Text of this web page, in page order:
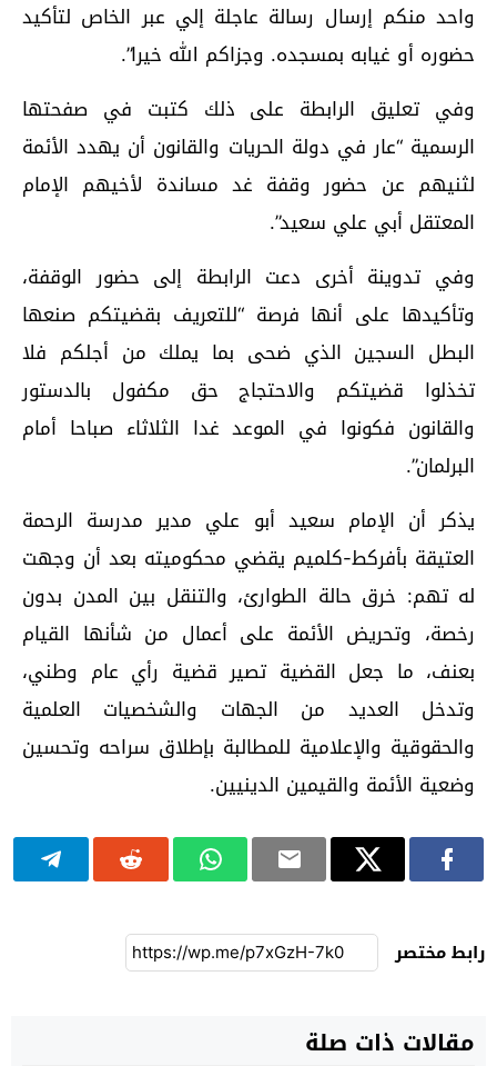
واحد منكم إرسال رسالة عاجلة إلي عبر الخاص لتأكيد
حضوره أو غيابه بمسجده. وجزاكم الله خيرا”.
وفي تعليق الرابطة على ذلك كتبت في صفحتها
الرسمية “عار في دولة الحريات والقانون أن يهدد الأئمة
لثنيهم عن حضور وقفة غد مساندة لأخيهم الإمام
المعتقل أبي علي سعيد”.
وفي تدوينة أخرى دعت الرابطة إلى حضور الوقفة،
وتأكيدها على أنها فرصة “للتعريف بقضيتكم صنعها
البطل السجين الذي ضحى بما يملك من أجلكم فلا
تخذلوا قضيتكم والاحتجاج حق مكفول بالدستور
والقانون فكونوا في الموعد غدا الثلاثاء صباحا أمام
البرلمان”.
يذكر أن الإمام سعيد أبو علي مدير مدرسة الرحمة
العتيقة بأفركط-كلميم يقضي محكوميته بعد أن وجهت
له تهم: خرق حالة الطوارئ، والتنقل بين المدن بدون
رخصة، وتحريض الأئمة على أعمال من شأنها القيام
بعنف، ما جعل القضية تصير قضية رأي عام وطني،
وتدخل العديد من الجهات والشخصيات العلمية
والحقوقية والإعلامية للمطالبة بإطلاق سراحه وتحسين
وضعية الأئمة والقيمين الدينيين.
رابط مختصر
مقالات ذات صلة